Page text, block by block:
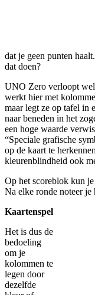
dat je geen punten
dat doen?
UNO Zero verloopt wel
werkt hier met
maar legt ze op tafel in
naar beneden in het
een hoge waarde
“Speciale grafische
op de kaart te
kleurenblindheid ook
Op het scoreblok kun
Na elke ronde noteer
Kaartenspel
Het is dus de
bedoeling
om je
kolommen te
legen door
dezelfde